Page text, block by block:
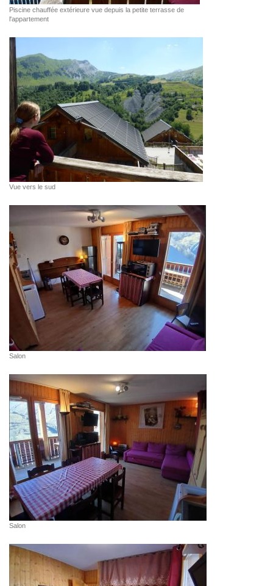
Piscine chauffée extérieure vue depuis la petite terrasse de
l'appartement
Vue vers le sud
Salon
Salon